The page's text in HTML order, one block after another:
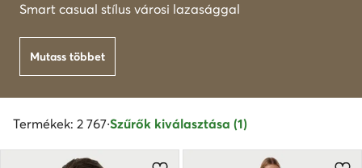
Smart casual stílus városi lazasággal
Mutass többet
Termékek: 2 767·Szűrők kiválasztása (1)